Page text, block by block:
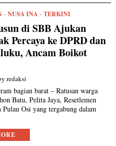
· NUSA INA · TERKINI
di SBB Ajukan
Percaya ke DPRD dan
Ancam Boikot
redaksi
bagian barat – Ratusan warga
Batu, Pelita Jaya, Resetlemen
Pulau Osi yang tergabung dalam